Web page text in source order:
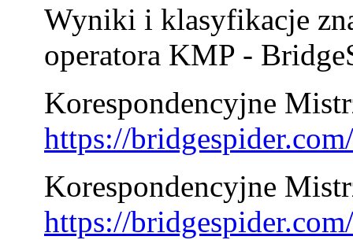
Wyniki i klasyfikacje
operatora KMP -
Korespondencyjne
https://
Korespondencyjne
https://